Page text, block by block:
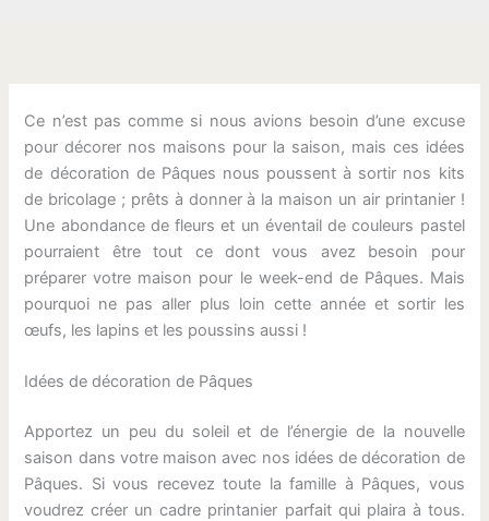
Ce n’est pas comme si nous avions besoin d’une excuse
pour décorer nos maisons pour la saison, mais ces idées
de décoration de Pâques nous poussent à sortir nos kits
de bricolage ; prêts à donner à la maison un air printanier !
Une abondance de fleurs et un éventail de couleurs pastel
pourraient être tout ce dont vous avez besoin pour
préparer votre maison pour le week-end de Pâques. Mais
pourquoi ne pas aller plus loin cette année et sortir les
œufs, les lapins et les poussins aussi !
Idées de décoration de Pâques
Apportez un peu du soleil et de l’énergie de la nouvelle
saison dans votre maison avec nos idées de décoration de
Pâques. Si vous recevez toute la famille à Pâques, vous
voudrez créer un cadre printanier parfait qui plaira à tous.